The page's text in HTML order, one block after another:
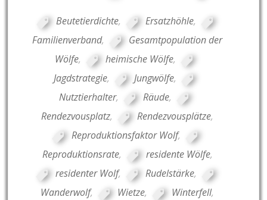
Beutetierdichte, Ersatzhöhle,
Familienverband,
Gesamtpopulation der
Wölfe, heimische Wölfe,
Jagdstrategie, Jungwölfe,
Nutztierhalter, Räude,
Rendezvousplatz, Rendezvousplätze,
Reproduktionsfaktor Wolf,
Reproduktionsrate, residente Wölfe,
residenter Wolf, Rudelstärke,
Wanderwolf, Wietze, Winterfell,